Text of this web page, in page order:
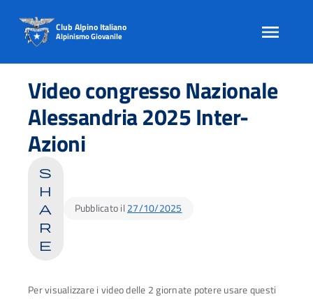
content
Club Alpino Italiano
Alpinismo Giovanile
Video congresso Nazionale
Alessandria 2025 Inter-
Azioni
s
h
a
r
e
Pubblicato il 27/10/2025
Per visualizzare i video delle 2 giornate potere usare questi